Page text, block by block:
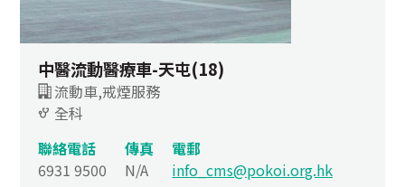
中醫流動醫療車-天屯(18)
流動車,戒煙服務
全科
聯絡電話
6931 9500
傳真
N/A
電郵
info_cms@pokoi.org.hk